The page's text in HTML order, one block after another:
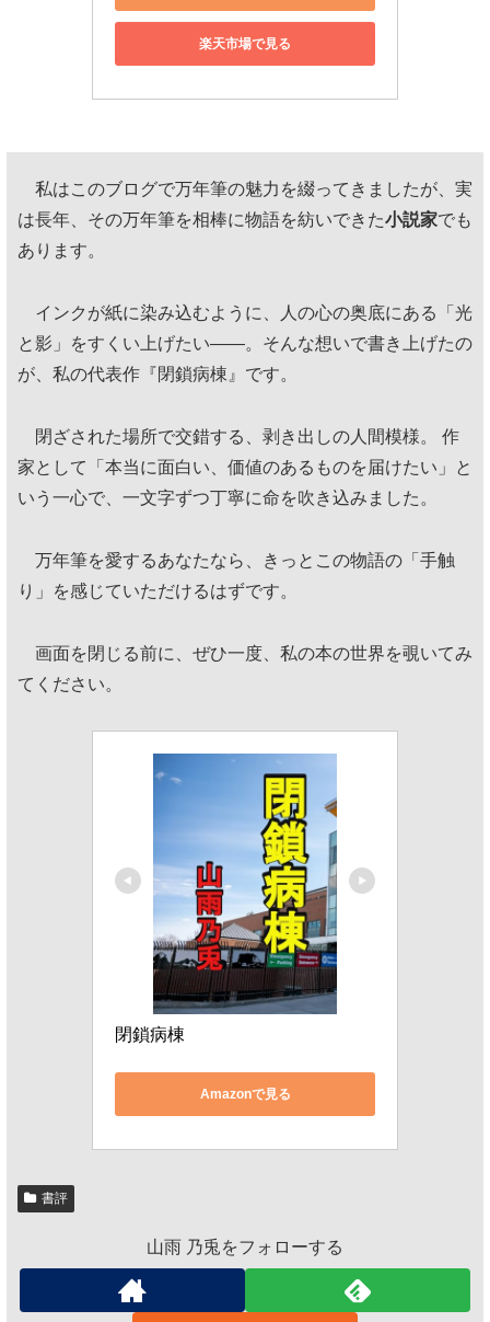
楽天市場で見る
私はこのブログで万年筆の魅力を綴ってきましたが、実
は長年、その万年筆を相棒に物語を紡いできた小説家でも
あります。
インクが紙に染み込むように、人の心の奥底にある「光
と影」をすくい上げたい——。そんな想いで書き上げたの
が、私の代表作『閉鎖病棟』です。
閉ざされた場所で交錯する、剥き出しの人間模様。 作
家として「本当に面白い、価値のあるものを届けたい」と
いう一心で、一文字ずつ丁寧に命を吹き込みました。
万年筆を愛するあなたなら、きっとこの物語の「手触
り」を感じていただけるはずです。
画面を閉じる前に、ぜひ一度、私の本の世界を覗いてみ
てください。
閉鎖病棟
Amazonで見る
書評
山雨 乃兎をフォローする